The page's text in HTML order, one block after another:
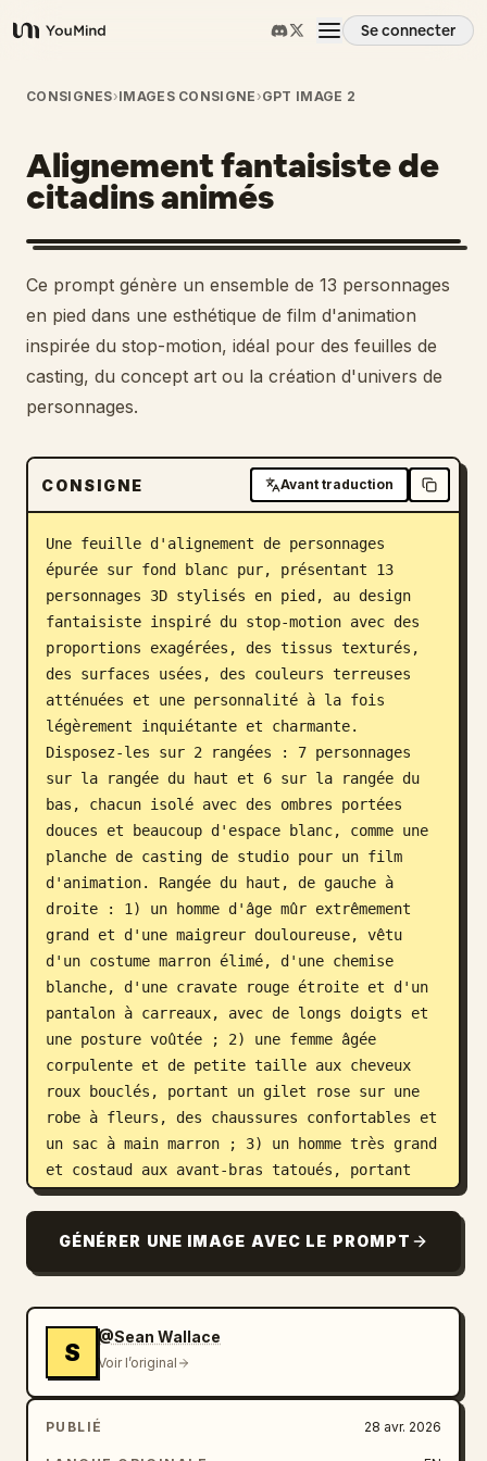
YouMind
Se connecter
Aperçu
Cas d'usage
Compétences
Invites
Tarifs
Blog
Mises à jour
CONSIGNES›IMAGES CONSIGNE ›GPT IMAGE 2
Alignement fantaisiste de
citadins animés
Ce prompt génère un ensemble de 13 personnages
en pied dans une esthétique de film d'animation
inspirée du stop-motion, idéal pour des feuilles de
casting, du concept art ou la création d'univers de
personnages.
CONSIGNE Avant traduction
Une feuille d'alignement de personnages
épurée sur fond blanc pur, présentant 13
personnages 3D stylisés en pied, au design
fantaisiste inspiré du stop-motion avec des
proportions exagérées, des tissus texturés,
des surfaces usées, des couleurs terreuses
atténuées et une personnalité à la fois
légèrement inquiétante et charmante.
Disposez-les sur 2 rangées : 7 personnages
sur la rangée du haut et 6 sur la rangée du
bas, chacun isolé avec des ombres portées
douces et beaucoup d'espace blanc, comme une
planche de casting de studio pour un film
d'animation. Rangée du haut, de gauche à
droite : 1) un homme d'âge mûr extrêmement
grand et d'une maigreur douloureuse, vêtu
d'un costume marron élimé, d'une chemise
blanche, d'une cravate rouge étroite et d'un
pantalon à carreaux, avec de longs doigts et
une posture voûtée ; 2) une femme âgée
corpulente et de petite taille aux cheveux
roux bouclés, portant un gilet rose sur une
robe à fleurs, des chaussures confortables et
un sac à main marron ; 3) un homme très grand
et costaud aux avant-bras tatoués, portant
une chemise en flanelle à carreaux rouges,
bottes robustes et un look d'ouvrier bourru ;
4) une adolescente gothique maigre à la peau
noire, chemise sombre, jean slim, bras
croisés et expression blasée ; 5) un
adolescent dégingandé avec un bonnet en
tricot, un sweat à capuche et une veste
superposés, un jean slim et des baskets, les
mains dans les poches ; 6) une femme âgée
GÉNÉRER UNE IMAGE AVEC LE PROMPT
S
@Sean Wallace
Voir l’original
PUBLIÉ 28 avr. 2026